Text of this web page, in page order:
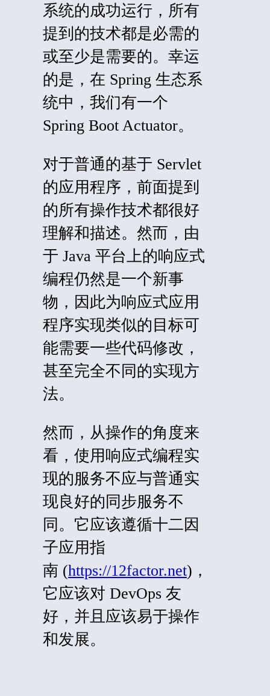
系统的成功运行，所有
提到的技术都是必需的
或至少是需要的。幸运
的是，在 Spring 生态系
统中，我们有一个
Spring Boot Actuator。
对于普通的基于 Servlet
的应用程序，前面提到
的所有操作技术都很好
理解和描述。然而，由
于 Java 平台上的响应式
编程仍然是一个新事
物，因此为响应式应用
程序实现类似的目标可
能需要一些代码修改，
甚至完全不同的实现方
法。
然而，从操作的角度来
看，使用响应式编程实
现的服务不应与普通实
现良好的同步服务不
同。它应该遵循十二因
子应用指
南 (https://12factor.net)，
它应该对 DevOps 友
好，并且应该易于操作
和发展。